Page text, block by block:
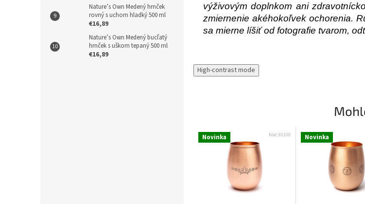
Nature’s Own Medený hrnček
rovný s uchom hladký 500 ml
€16,89
Nature’s Own Medený bucľatý
hrnček s uškom tepaný 500 ml
€16,89
výživovým doplnkom ani
zmiernenie akéhokoľvek ochorenia.
sa mierne líšiť od fotografie tvarom,
High-contrast mode
Novinka Kód:83100 Novinka